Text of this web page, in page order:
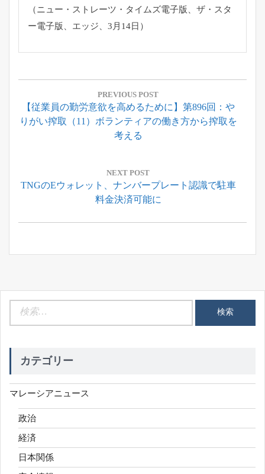
（ニュー・ストレーツ・タイムズ電子版、ザ・スタ
ー電子版、 エッジ、3月14日）
投
ナ
ビ
シ
ョ
PREVIOUS POST
Previous
Post:
【従業員の勤労意欲を高めるために】第896回：や
りがい搾取（11）ボランティアの働き方から搾取を
考える
NEXT POST
Next
TNGのeウォレット、ナンバープレート認識で駐車
料金決済可能に
カテゴリー
マレーシアニュース
政治
経済
日本関係